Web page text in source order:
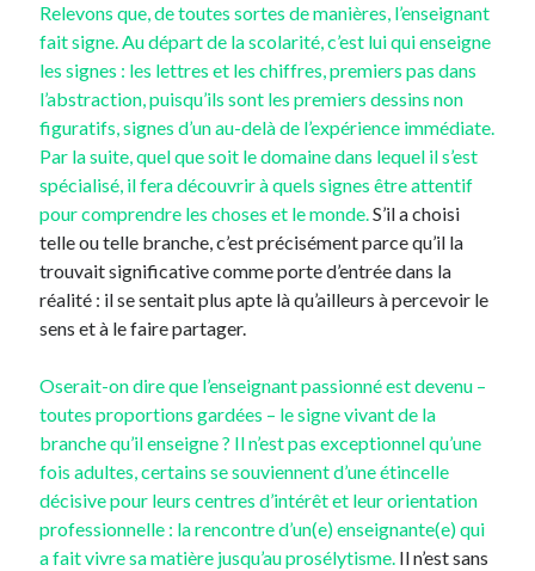
Relevons que, de toutes sortes de manières, l’enseignant
fait signe. Au départ de la scolarité, c’est lui qui enseigne
les signes : les lettres et les chiffres, premiers pas dans
l’abstraction, puisqu’ils sont les premiers dessins non
figuratifs, signes d’un au-delà de l’expérience immédiate.
Par la suite, quel que soit le domaine dans lequel il s’est
spécialisé, il fera découvrir à quels signes être attentif
pour comprendre les choses et le monde.S’il a choisi
telle ou telle branche, c’est précisément parce qu’il la
trouvait significative comme porte d’entrée dans la
réalité : il se sentait plus apte là qu’ailleurs à percevoir le
sens et à le faire partager.
Oserait-on dire que l’enseignant passionné est devenu –
toutes proportions gardées – le signe vivant de la
branche qu’il enseigne ? Il n’est pas exceptionnel qu’une
fois adultes, certains se souviennent d’une étincelle
décisive pour leurs centres d’intérêt et leur orientation
professionnelle : la rencontre d’un(e) enseignante(e) qui
a fait vivre sa matière jusqu’au prosélytisme. Il n’est sans